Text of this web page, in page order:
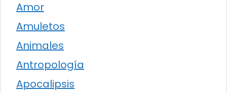
Amor
Amuletos
Animales
Antropología
Apocalipsis